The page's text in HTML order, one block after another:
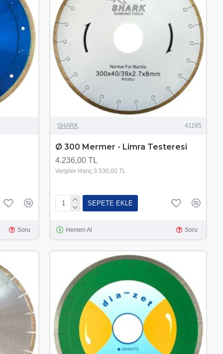
Soru
SHARK 41185
Ø 300 Mermer - Limra Testeresi
4.236,00 TL
Vergiler Hariç:3.530,00 TL
SEPETE EKLE
Hemen Al Soru